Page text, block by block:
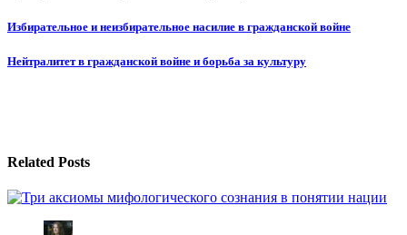
Навигация
по
Избирательное и неизбирательное насилие в гражданской войне
Нейтралитет в гражданской войне и борьба за культуру
Related Posts